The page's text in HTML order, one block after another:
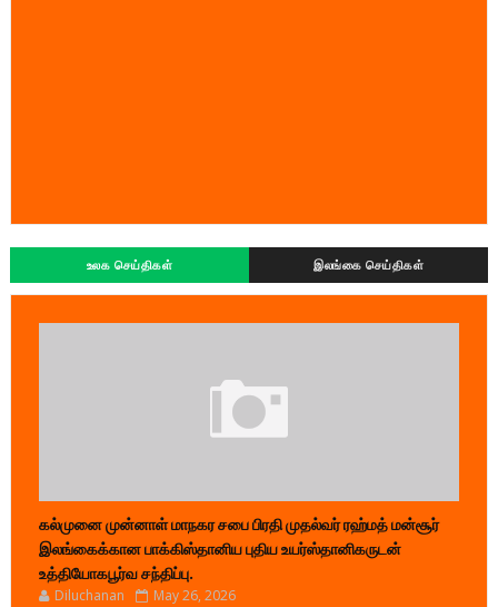
உலக செய்திகள் இலங்கை செய்திகள்
கல்முனை முன்னாள் மாநகர சபை பிரதி முதல்வர் ரஹ்மத் மன்சூர்
இலங்கைக்கான பாக்கிஸ்தானிய புதிய உயர்ஸ்தானிகருடன்
உத்தியோகபூர்வ சந்திப்பு.
Diluchanan May 26, 2026